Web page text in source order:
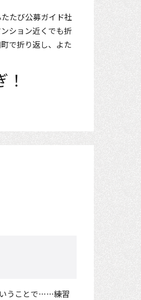
たび公募ガイド社
ション近くでも折
で折り返し、よた
いうことで……練習